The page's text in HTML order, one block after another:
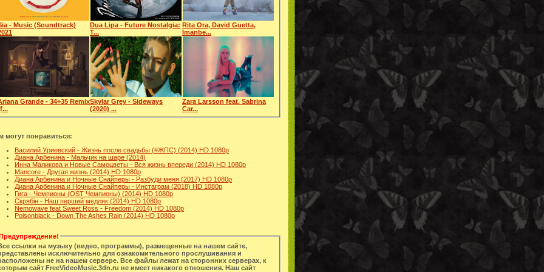
- Music (Soundtrack)
Dua Lipa - Future Nostalgia:
T...
Rita Ora, David Guetta,
Imanbe...
Grande - 34+35 RemixSkylar Grey - Sideways
(2020) ...
Zara Larsson feat. Sabrina
Car...
могут понравиться:
Василий Уриевский - Жизнь после свадьбы (#ЖПС) (2014) HD 1080p
Диана Арбенина - Мальчик на шаре (2014)
Инна Маликова и Новые Самоцветы - Вся жизнь впереди (2014) HD 1080p
Mancorе - Другая жизнь (2014) HD 1080p
Диана Арбенина и Ночные Снайперы - Разбуди меня (2017) HD 1080p
Диана Арбенина и Ночные Снайперы - Инстаграм (2018) HD 1080p
Гига - Чемпионы (OST Чемпионы) (2014) HD 1080p
Скрябін - Наш перший медляк (2014) HD 1080p
Nemowave feat Sweet Ross - Freedom (2014) HD 1080p
Poisonblack - Down The Ashes Rain (2014) HD 1080p
ссылки на музыку (видео, программы), размещенные на нашем сайте,
исключительно для ознакомительного прослушивания и
не на нашем сервере. Все файлы лежат на сторонних серверах, к
сайт FreeVideoMusic.3dn.ru не имеет никакого отношения. Наш сайт